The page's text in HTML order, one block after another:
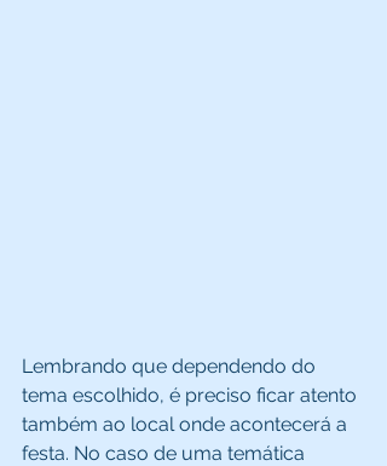
Lembrando que dependendo do
tema escolhido, é preciso ficar atento
também ao local onde acontecerá a
festa. No caso de uma temática